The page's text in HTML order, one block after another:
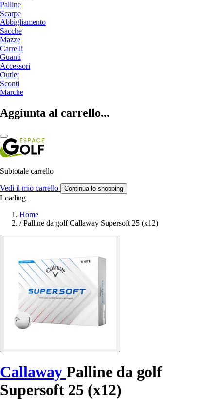
Palline
Scarpe
Abbigliamento
Sacche
Mazze
Carrelli
Guanti
Accessori
Outlet
Sconti
Marche
Aggiunta al carrello...
Subtotale carrello
Vedi il mio carrello Continua lo shopping
Loading...
Home
/ Palline da golf Callaway Supersoft 25 (x12)
Callaway Palline da golf
Supersoft 25 (x12)